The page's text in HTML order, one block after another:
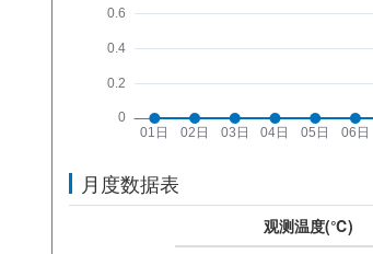
月度数据表
观测温度(℃)